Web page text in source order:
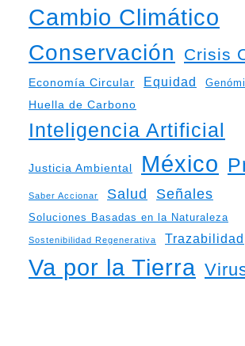
Cambio Climático
Conservación Crisis
Economía Circular Equidad
Huella de Carbono
Inteligencia Artificial
Justicia Ambiental México
Saber Accionar Salud Señales
Soluciones Basadas en la Naturaleza
Sostenibilidad Regenerativa Trazabilidad
Va por la Tierra